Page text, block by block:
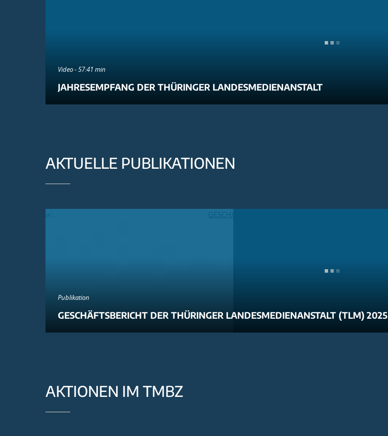
Video - 57:41 min
JAHRESEMPFANG DER THÜRINGER LANDESMEDIENANSTALT
AKTUELLE PUBLIKATIONEN
Publikation
GESCHÄFTSBERICHT DER THÜRINGER LANDESMEDIENANSTALT (TLM) 2025
AKTIONEN IM TMBZ